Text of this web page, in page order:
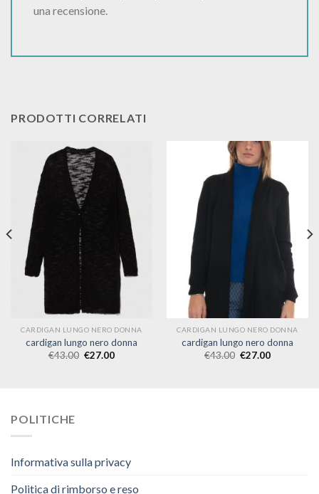
una recensione.
PRODOTTI CORRELATI
CARDIGAN LUNGO NERO DONNA
cardigan lungo nero donna
€43.00 €27.00
CARDIGAN LUNGO NERO DONNA
cardigan lungo nero donna
€43.00 €27.00
POLITICHE
Informativa sulla privacy
Politica di rimborso e reso